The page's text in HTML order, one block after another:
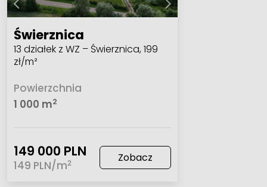
Świerznica
13 działek z WZ – Świerznica, 199
zł/m²
Powierzchnia
1 000 m2
149 000 PLN
149 PLN/m2 Zobacz